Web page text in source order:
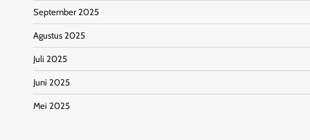
September 2025
Agustus 2025
Juli 2025
Juni 2025
Mei 2025